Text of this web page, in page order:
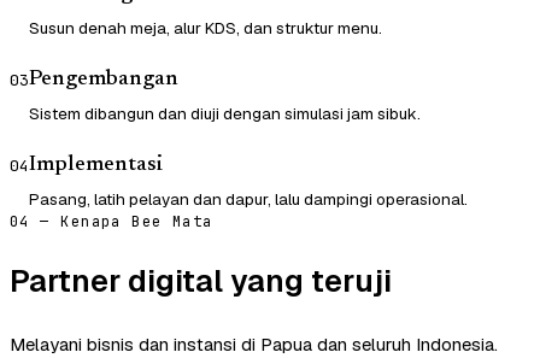
Susun denah meja, alur KDS, dan struktur menu.
03Pengembangan
Sistem dibangun dan diuji dengan simulasi jam sibuk.
04Implementasi
Pasang, latih pelayan dan dapur, lalu dampingi operasional.
04 — Kenapa Bee Mata
Partner digital yang teruji
Melayani bisnis dan instansi di Papua dan seluruh Indonesia.